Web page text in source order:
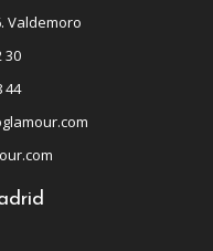
Valdemoro
30
44